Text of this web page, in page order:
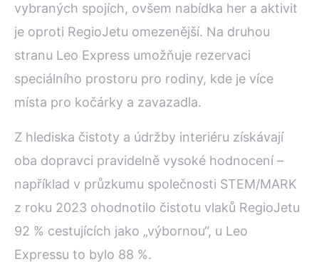
vybraných spojích, ovšem nabídka her a aktivit
je oproti RegioJetu omezenější. Na druhou
stranu Leo Express umožňuje rezervaci
speciálního prostoru pro rodiny, kde je více
místa pro kočárky a zavazadla.
Z hlediska čistoty a údržby interiéru získávají
oba dopravci pravidelně vysoké hodnocení –
například v průzkumu společnosti STEM/MARK
z roku 2023 ohodnotilo čistotu vlaků RegioJetu
92 % cestujících jako „výbornou“, u Leo
Expressu to bylo 88 %.